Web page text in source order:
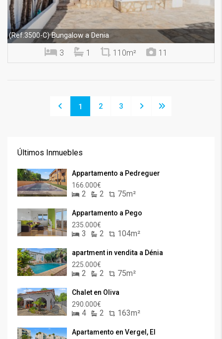
(Ref.3500-C)Bungalow a Denia
3 1 110m² 11
1 2 3
Últimos Inmuebles
Appartamento a Pedreguer
166.000€
2 2 75m²
Appartamento a Pego
235.000€
3 2 104m²
apartment in vendita a Dénia
225.000€
2 2 75m²
Chalet en Oliva
290.000€
4 2 163m²
Apartamento en Vergel, El